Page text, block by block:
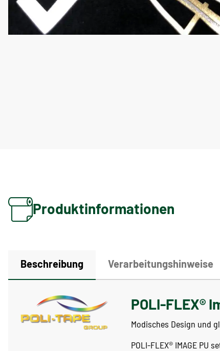
Produktinformationen
Beschreibung Verarbeitungshinweise
POLI-FLEX®
Modisches Design und
POLI-FLEX® IMAGE